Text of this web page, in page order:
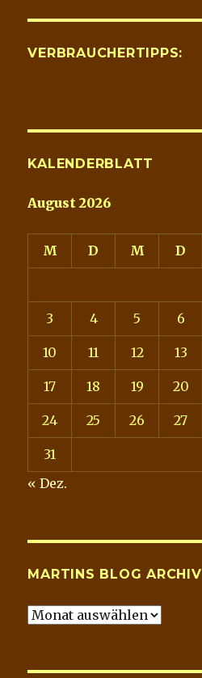
VERBRAUCHERTIPPS:
KALENDERBLATT
August 2026
M D M D
3 4 5 6
10 11 12 13
17 18 19 20
24 25 26 27
31
« Dez.
MARTINS BLOG ARCHIV
Martins